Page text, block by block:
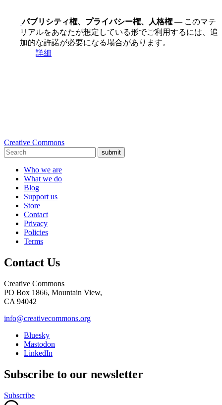
パブリシティ権、プライバシー権、人格権— このマテ
リアルをあなたが想定している形でご利用するには、追
加的な許諾が必要になる場合があります。
詳細
Creative Commons
submit
Who we are
What we do
Blog
Support us
Store
Contact
Privacy
Policies
Terms
Contact Us
Creative Commons
PO Box 1866, Mountain View,
CA 94042
info@creativecommons.org
Bluesky
Mastodon
LinkedIn
Subscribe to our newsletter
Subscribe